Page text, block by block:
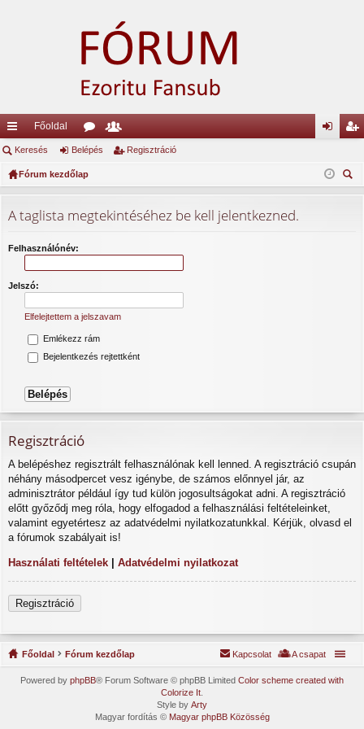
yo
rs
ke
k
Főoldal
ór
u
ok
ag
ép is
Keresés Belépés Regisztráció
Fórum kezdőlap
A taglista megtekintéséhez be kell jelentkezned.
Felhasználónév:
Jelszó:
Elfelejtettem a jelszavam
Emlékezz rám
Bejelentkezés rejtettként
Regisztráció
A belépéshez regisztrált felhasználónak kell lenned. A regisztráció csupán
néhány másodpercet vesz igénybe, de számos előnnyel jár, az
adminisztrátor például így tud külön jogosultságokat adni. A regisztráció
előtt győződj meg róla, hogy elfogadod a felhasználási feltételeinket,
valamint egyetértesz az adatvédelmi nyilatkozatunkkal. Kérjük, olvasd el
a fórumok szabályait is!
Használati feltételek | Adatvédelmi nyilatkozat
Regisztráció
Főoldal Fórum kezdőlap A csapat
Kapcsolat
Powered by phpBB® Forum Software © phpBB Limited Color scheme created with
Colorize It
Style by Arty
Magyar fordítás © Magyar phpBB Közösség